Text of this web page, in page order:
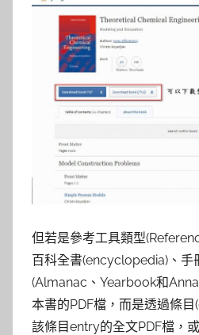
但若是參考工具類型
百科全書(encyclopedia)、手
(Almanac、Yearbook和
本書的PDF檔，而是透過條
該條目entry的全文PDF檔，